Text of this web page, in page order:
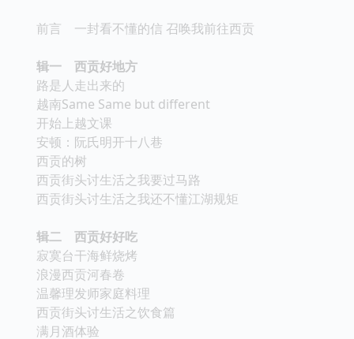
前言 一封看不懂的信 召唤我前往西贡
辑一 西贡好地方
路是人走出来的
越南Same Same but different
开始上越文课
安顿：阮氏明开十八巷
西贡的树
西贡街头讨生活之我要过马路
西贡街头讨生活之我还不懂江湖规矩
辑二 西贡好好吃
寂寞台干海鲜烧烤
浪漫西贡河春卷
温馨理发师家庭料理
西贡街头讨生活之饮食篇
满月酒体验